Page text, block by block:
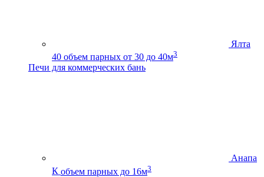
Ялта
40 объем парных от 30 до 40м3
Печи для коммерческих бань
Анапа
К объем парных до 16м3